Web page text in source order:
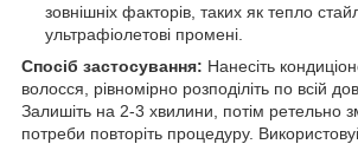
зовнішніх факторів, таких як тепло
ультрафіолетові промені.
Спосіб застосування: Нанесіть
волосся, рівномірно розподіліть по всій
Залишіть на 2-3 хвилини, потім ретельно
потреби повторіть процедуру.